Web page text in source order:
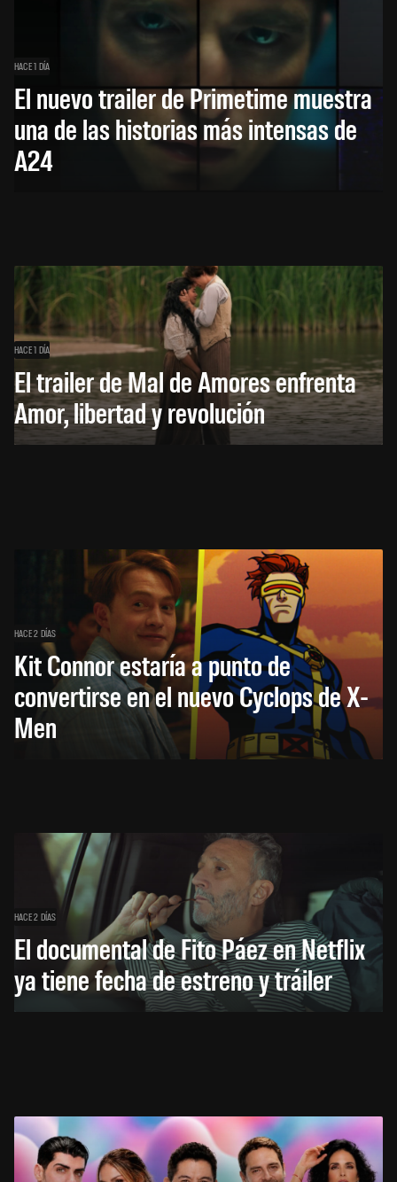
HACE 1 DÍA
El nuevo trailer de Primetime muestra
una de las historias más intensas de
A24
HACE 1 DÍA
El trailer de Mal de Amores enfrenta
Amor, libertad y revolución
HACE 2 DÍAS
Kit Connor estaría a punto de
convertirse en el nuevo Cyclops de X-
Men
HACE 2 DÍAS
El documental de Fito Páez en Netflix
ya tiene fecha de estreno y tráiler